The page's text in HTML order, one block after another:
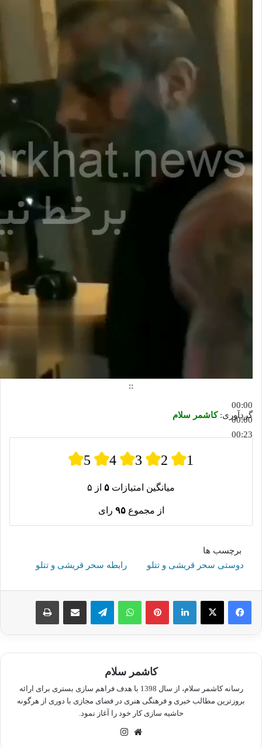
00:00
00:00
00:23
::
گردآوری:کاشمر سلام
5 4 3 2 1
میانگین امتیازات ۵ از ۵
از مجموع۹۵ رای
برچسب ها
دوستی سحر قریشی و تتلو
رابطه سحر قریشی و تتلو
لینکدین پینترستواتس آپ تلگرام اشتراک گذاری از طریق ایمیل چاپ
کاشمر سلام
رسانه کاشمر سلام، از سال 1398 با هدف فراهم سازی بستری برای ارائه
بروزترین مطالب خبری و فرهنگی هنری در فضای مجازی با دوری از هرگونه
حاشیه سازی کار خود را آغاز نمود.
وبسایت